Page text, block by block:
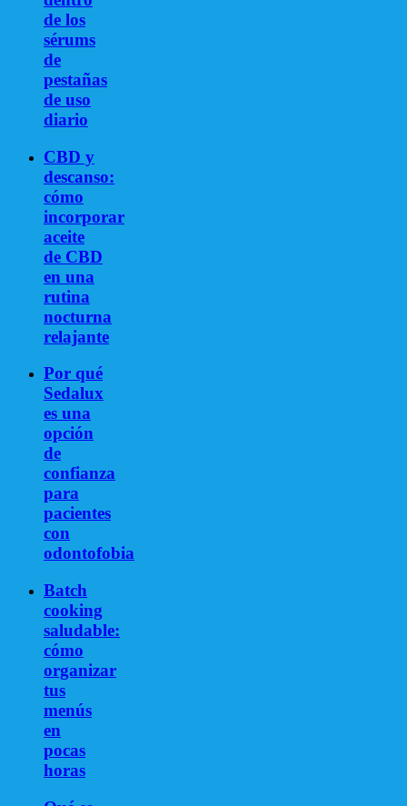
de los
sérums
de
pestañas
de uso
diario
CBD y
descanso:
cómo
incorporar
aceite
de CBD
en una
rutina
nocturna
relajante
Por qué
Sedalux
es una
opción
de
confianza
para
pacientes
con
odontofobia
Batch
cooking
saludable:
cómo
organizar
tus
menús
en
pocas
horas